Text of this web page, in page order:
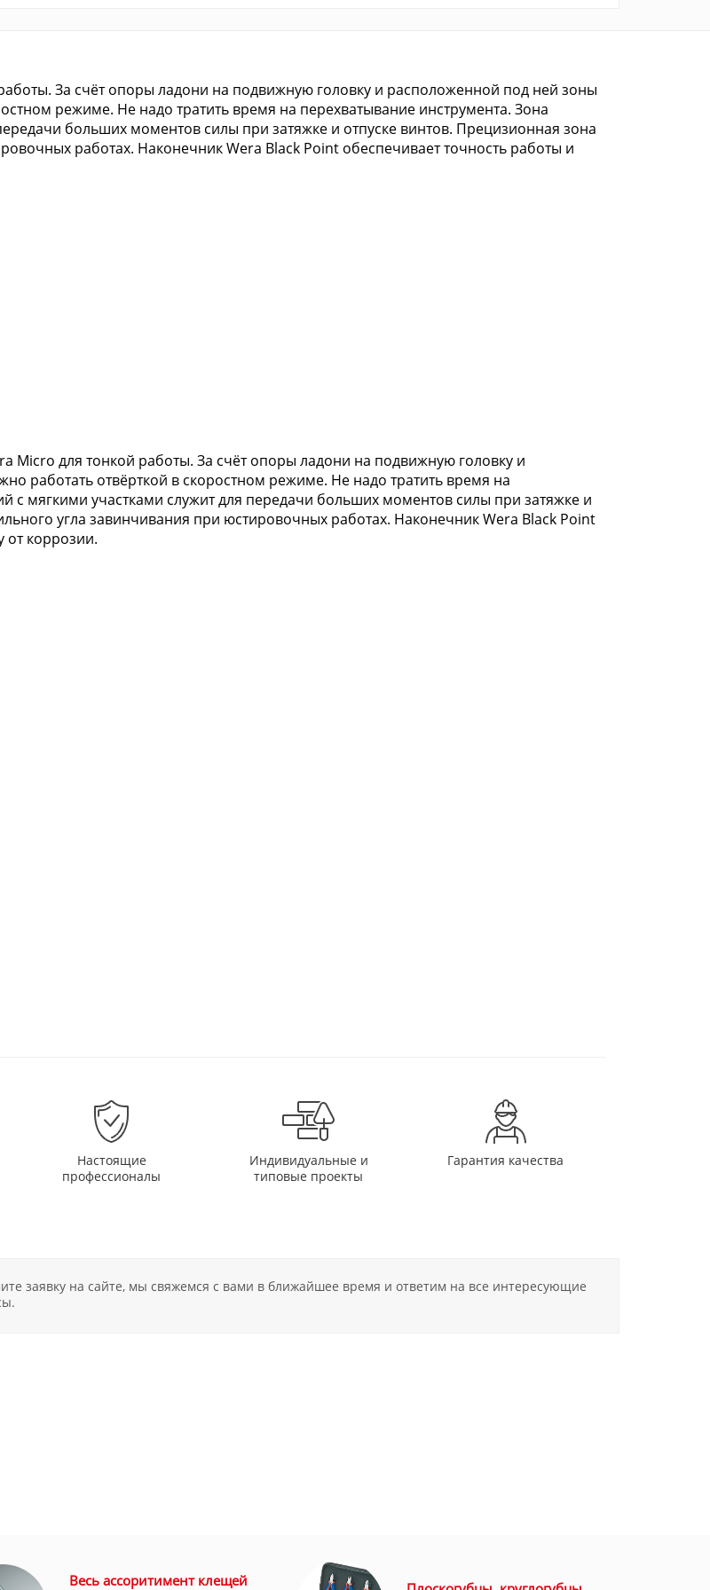
За счёт опоры ладони на подвижную головку и расположенной под ней зоны
режиме. Не надо тратить время на перехватывание инструмента. Зона
больших моментов силы при затяжке и отпуске винтов. Прецизионная зона
работах. Наконечник Wera Black Point обеспечивает точность работы и
Micro для тонкой работы. За счёт опоры ладони на подвижную головку и
работать отвёрткой в скоростном режиме. Не надо тратить время на
с мягкими участками служит для передачи больших моментов силы при затяжке и
угла завинчивания при юстировочных работах. Наконечник Wera Black Point
от коррозии.
Настоящие
профессионалы
Индивидуальные и
типовые проекты
Гарантия качества
заявку на сайте, мы свяжемся с вами в ближайшее время и ответим на все интересующие
Весь ассоритимент клещей